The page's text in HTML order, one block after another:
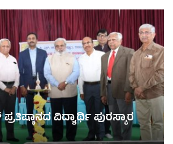
ವಿದ್ಯಾರ್ಥಿ ಪುರಸ್ಕಾರ